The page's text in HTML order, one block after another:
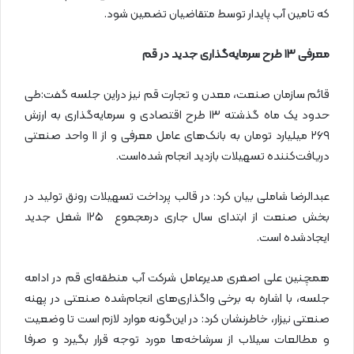
که تامین آب پایدار توسط متقاضیان تضمین شود.
معرفی۱۳طرح سرمایه‌گذاری جدید در قم
قائم سازمان صنعت، معدن و تجارت قم نیز دراین جلسه گفت:‌طی
حدود یک ماه گذشته ۱۳ طرح اقتصادی و سرمایه‌گذاری به ارزش
۲۶۹ میلیارد تومان به بانک‌های عامل معرفی و از ۱۱ واحد صنعتی
دریافت‌کننده تسهیلات بازدید انجام‌ شده‌است.
عبدالرضا شاملی بیان کرد: در قالب پرداخت تسهیلات رونق تولید در
بخش صنعت از ابتدای سال جاری درمجموع ۱۲۵ شغل جدید
ایجادشده است.
همچنین علی اصغری مدیرعامل شرکت آب منطقه‌ای قم در ادامه
جلسه، با اشاره به برخی واگذاری‌های انجام‌شده صنعتی در پهنه
صنعتی نیزار، خاطرنشان کرد: در این‌گونه موارد لازم است تا وضعیت
و مطالعات سیلاب از سرشاخه‌ها مورد توجه قرار بگیرد و صرفا